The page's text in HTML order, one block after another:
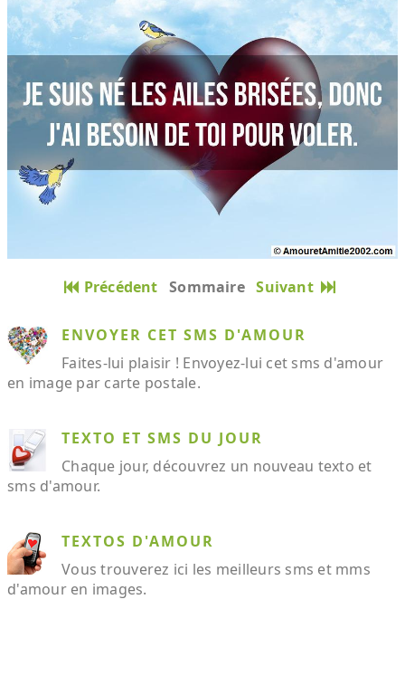
Précédent Sommaire Suivant
ENVOYER CET SMS D'AMOUR
Faites-lui plaisir ! Envoyez-lui cet sms d'amour
en image par carte postale.
TEXTO ET SMS DU JOUR
Chaque jour, découvrez un nouveau texto et
sms d'amour.
TEXTOS D'AMOUR
Vous trouverez ici les meilleurs sms et mms
d'amour en images.